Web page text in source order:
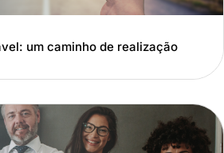
um caminho de realização